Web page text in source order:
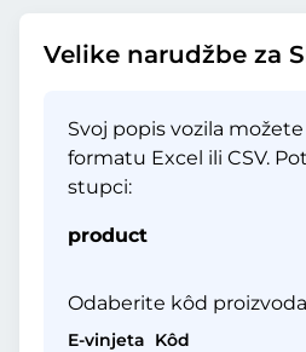
Velike narudžbe za
Svoj popis vozila
formatu Excel ili CSV.
stupci:
product
Odaberite kôd
E-vinjeta Kôd